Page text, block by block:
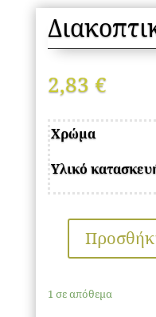
2,83 €
Χρώμα
Υλικό
Διακοπτικό
ποσότητα
1 σε απόθεμα